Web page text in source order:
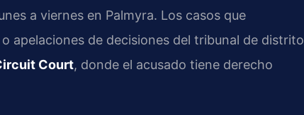
a viernes en Palmyra. Los casos que
apelaciones de decisiones del tribunal de distrito
Court, donde el acusado tiene derecho